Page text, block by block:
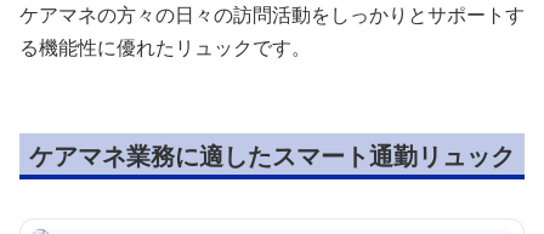
ケアマネの方々の日々の訪問活動をしっかりとサポートす
る機能性に優れたリュックです。
ケアマネ業務に適したスマート通勤リュック